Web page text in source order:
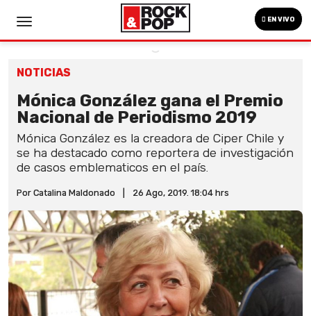
EN VIVO
NOTICIAS
Mónica González gana el Premio
Nacional de Periodismo 2019
Mónica González es la creadora de Ciper Chile y
se ha destacado como reportera de investigación
de casos emblematicos en el país.
Por Catalina Maldonado 26 Ago, 2019. 18:04 hrs